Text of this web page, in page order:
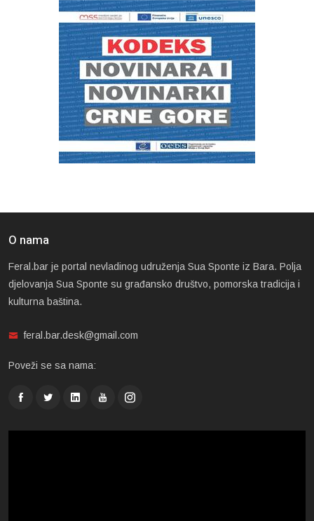
O nama
Feral.bar je portal nevladinog udruženja Sua Sponte iz Bara. Polja
djelovanja Sua Sponte su građansko društvo, pomorska tradicija i
kulturna baština.
feral.bar.desk@gmail.com
Poveži se sa nama: